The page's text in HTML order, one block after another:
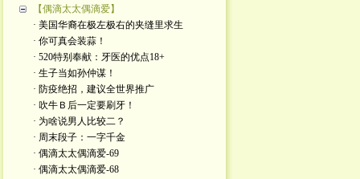
【偶滴太太偶滴爱】
· 美国华裔在极左极右的夹缝里求生
· 你可真会装蒜！
· 520特别奉献：牙医的优点18+
· 生子当如孙仲谋！
· 防疫绝招，建议全世界推广
· 吹牛Ｂ后一定要刷牙！
· 为啥说男人比较二？
· 周末段子：一字千金
· 偶滴太太偶滴爱-69
· 偶滴太太偶滴爱-68